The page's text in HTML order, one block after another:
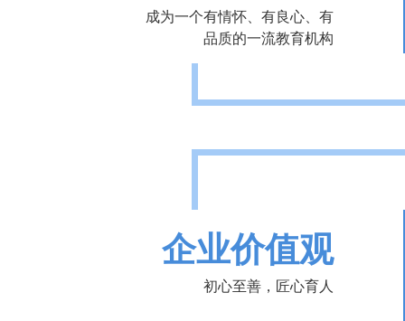
成为一个有情怀、有良心、有
品质的一流教育机构
企业价值观
初心至善，匠心育人